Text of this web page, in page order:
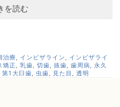
を読む
治療, インビザライン , インビザライ
矯正 , 乳歯, 切歯, 抜歯, 歯周病, 永久
第1大臼歯, 虫歯, 見た目 , 透明